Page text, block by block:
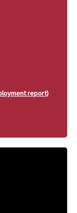
report)